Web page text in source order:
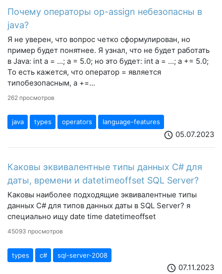
Почему операторы op-assign небезопасны в
java?
Я не уверен, что вопрос четко сформулирован, но
пример будет понятнее. Я узнал, что не будет работать
в Java: int a = ...; a = 5.0; но это будет: int a = ...; a += 5.0;
То есть кажется, что оператор = является
типобезопасным, а +=...
262 просмотров
java types operators language-features
schedule 05.07.2023
Каковы эквивалентные типы данных C# для
даты, времени и datetimeoffset SQL Server?
Каковы наиболее подходящие эквивалентные типы
данных С# для типов данных даты в SQL Server? я
специально ищу date time datetimeoffset
45093 просмотров
types c# sql-server-2008
schedule 07.11.2023